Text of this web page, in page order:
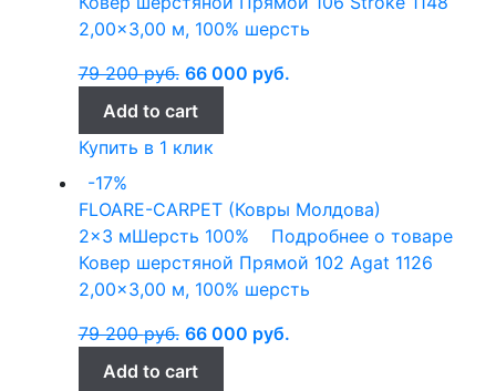
2,00×3,00 м, 100% шерсть
79 200руб. 66 000 руб.
Add to cart
Купить в 1 клик
-17%
FLOARE-CARPET (Ковры Молдова)
2x3 мШерсть 100%
Подробнее о товаре
Ковер шерстяной Прямой 102 Agat 1126
2,00×3,00 м, 100% шерсть
79 200руб. 66 000 руб.
Add to cart